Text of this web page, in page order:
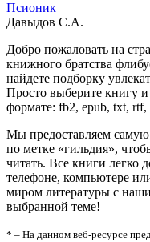
Псионик
Давыдов С.А.
Добро пожаловать на
книжного братства
найдете подборку
Просто выберите книгу
формате: fb2, epub, txt,
Мы предоставляем
по метке «гильдия»,
читать. Все книги легко
телефоне, компьютере
миром литературы с
выбранной теме!
* – На данном веб-ресурсе